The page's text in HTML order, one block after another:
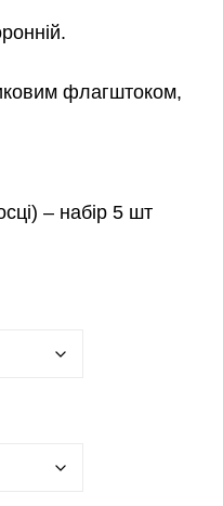
флагштоком,
– набір 5 шт